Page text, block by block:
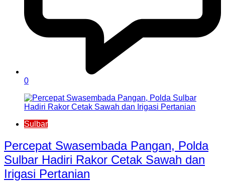
0
Sulbar
Percepat Swasembada Pangan, Polda
Sulbar Hadiri Rakor Cetak Sawah dan
Irigasi Pertanian